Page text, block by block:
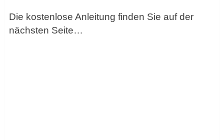
Die kostenlose Anleitung finden Sie auf der
nächsten Seite…